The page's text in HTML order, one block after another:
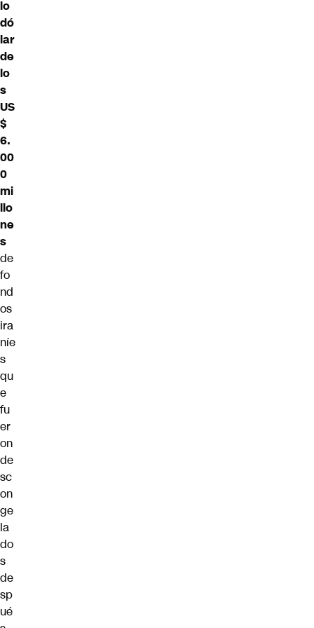
lo
dó
lar
de
lo
s
US
$
6.
00
0
mi
llo
ne
s
de
fo
nd
os
ira
níe
s
qu
e
fu
er
on
de
sc
on
ge
la
do
s
de
sp
ué